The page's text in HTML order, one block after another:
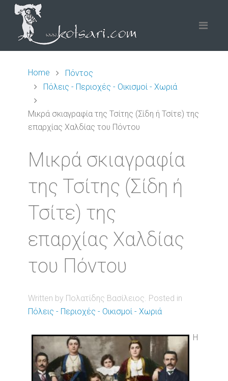
Home
Πόντος
Πόλεις - Περιοχές - Οικισμοί - Χωριά
Μικρά σκιαγραφία της Τσίτης (Σίδη ή Τσίτε) της
επαρχίας Χαλδίας του Πόντου
Μικρά σκιαγραφία
της Τσίτης (Σίδη ή
Τσίτε) της
επαρχίας Χαλδίας
του Πόντου
Written by Πολατίδης Βασίλειος. Posted in
Πόλεις - Περιοχές - Οικισμοί - Χωριά
Η